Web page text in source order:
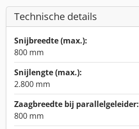
Technische details
Snijbreedte (max.):
800 mm
Snijlengte (max.):
2.800 mm
Zaagbreedte bij parallelgeleider:
800 mm